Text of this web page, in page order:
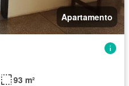
Apartamento
93 m²